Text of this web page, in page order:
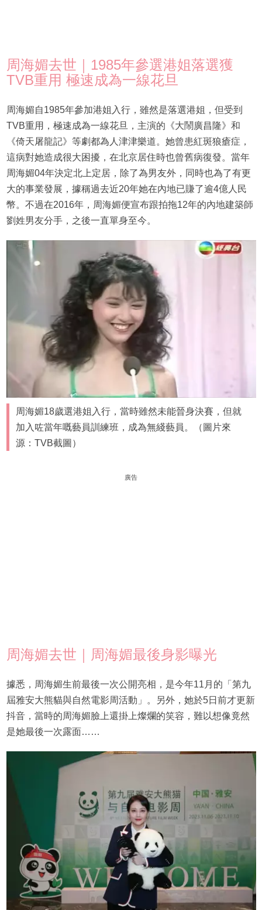
周海媚去世｜1985年參選港姐落選獲
TVB重用 極速成為一線花旦
周海媚自1985年參加港姐入行，雖然是落選港姐，但受到
TVB重用，極速成為一線花旦，主演的《大鬧廣昌隆》和
《倚天屠龍記》等劇都為人津津樂道。她曾患紅斑狼瘡症，
這病對她造成很大困擾，在北京居住時也曾舊病復發。當年
周海媚04年決定北上定居，除了為男友外，同時也為了有更
大的事業發展，據稱過去近20年她在內地已賺了逾4億人民
幣。不過在2016年，周海媚便宣布跟拍拖12年的內地建築師
劉姓男友分手，之後一直單身至今。
周海媚18歲選港姐入行，當時雖然未能晉身決賽，但就
加入咗當年嘅藝員訓練班，成為無綫藝員。（圖片來
源：TVB截圖）
廣告
周海媚去世｜周海媚最後身影曝光
據悉，周海媚生前最後一次公開亮相，是今年11月的「第九
屆雅安大熊貓與自然電影周活動」。另外，她於5日前才更新
抖音，當時的周海媚臉上還掛上燦爛的笑容，難以想像竟然
是她最後一次露面……